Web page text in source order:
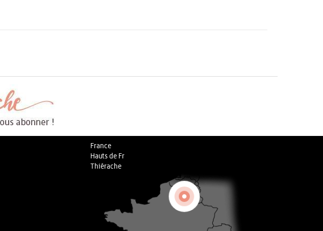
France
Hauts de Fr
Thiérache